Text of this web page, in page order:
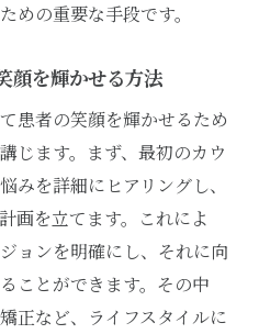
めの重要な手段です。
顔を輝かせる方法
患者の笑顔を輝かせるため
じます。まず、最初のカウ
みを詳細にヒアリングし、
画を立てます。これによ
ョンを明確にし、それに向
ことができます。その中
正など、ライフスタイルに